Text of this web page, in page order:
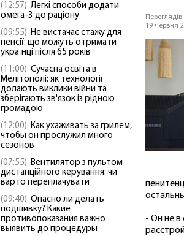
(12:57) Легкі способи додати
омега-3 до раціону
(09:55) Не вистачає стажу для
пенсії: що можуть отримати
українці після 65 років
(11:00) Сучасна освіта в
Мелітополі: як технології
долають виклики війни та
зберігають зв'язок із рідною
громадою
(12:00) Как ухаживать за грилем,
чтобы он прослужил много
сезонов
(07:55) Вентилятор з пультом
дистанційного керування: чи
варто переплачувати
(09:40) Опасно ли делать
подшивку? Какие
противопоказания важно
выявить до процедуры
19 червня
- Он не в